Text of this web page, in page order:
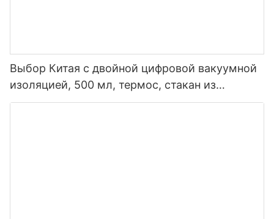
Выбор Китая с двойной цифровой вакуумной
изоляцией, 500 мл, термос, стакан из
нержавеющей стали, умная бутылка для